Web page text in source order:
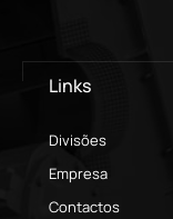
Links
Divisões
Empresa
Contactos